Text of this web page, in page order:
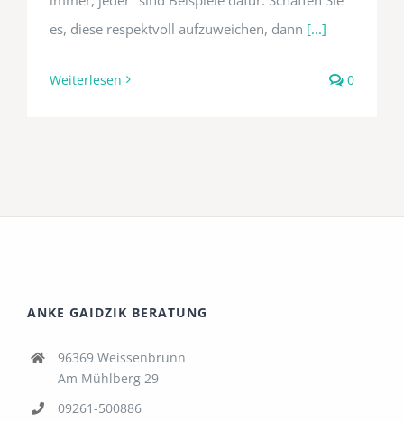
es, diese respektvoll aufzuweichen, dann [...]
Weiterlesen 0
ANKE GAIDZIK BERATUNG
96369 Weissenbrunn
Am Mühlberg 29
09261-500886